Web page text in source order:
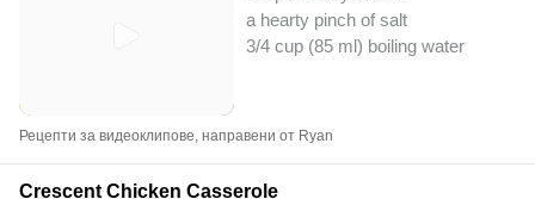
a hearty pinch of salt
3/4 cup (85 ml) boiling water
Рецепти за видеоклипове, направени от Ryan
Crescent Chicken Casserole